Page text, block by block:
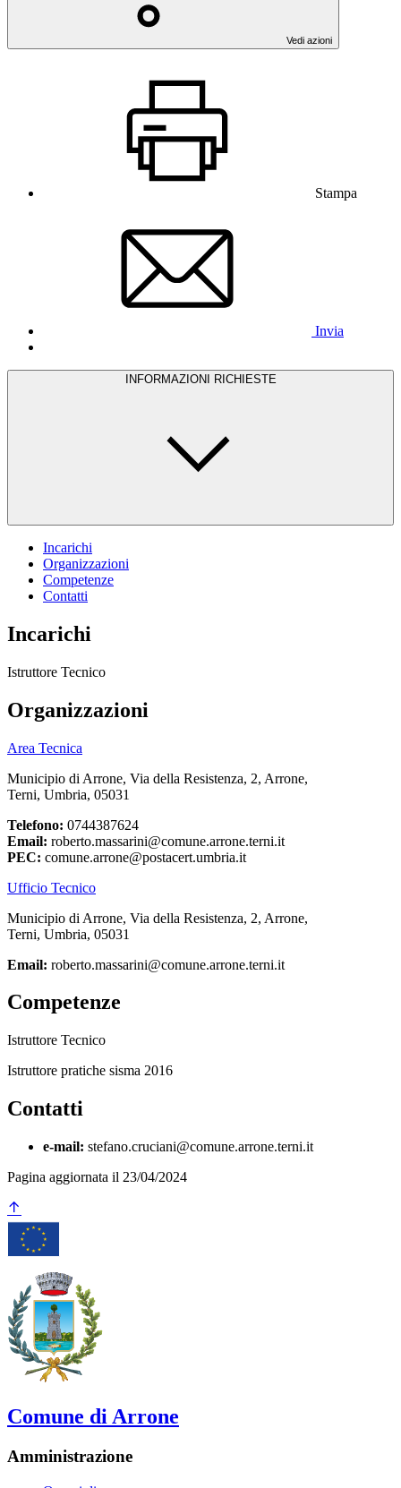
Vedi azioni
Stampa
Invia
INFORMAZIONI RICHIESTE
Incarichi
Organizzazioni
Competenze
Contatti
Incarichi
Istruttore Tecnico
Organizzazioni
Area Tecnica
Municipio di Arrone, Via della Resistenza, 2, Arrone,
Terni, Umbria, 05031
Telefono: 0744387624
Email: roberto.massarini@comune.arrone.terni.it
PEC: comune.arrone@postacert.umbria.it
Ufficio Tecnico
Municipio di Arrone, Via della Resistenza, 2, Arrone,
Terni, Umbria, 05031
Email: roberto.massarini@comune.arrone.terni.it
Competenze
Istruttore Tecnico
Istruttore pratiche sisma 2016
Contatti
e-mail: stefano.cruciani@comune.arrone.terni.it
Pagina aggiornata il 23/04/2024
Comune di Arrone
Amministrazione